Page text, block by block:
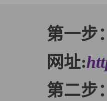
第一步
网址:
第二步：